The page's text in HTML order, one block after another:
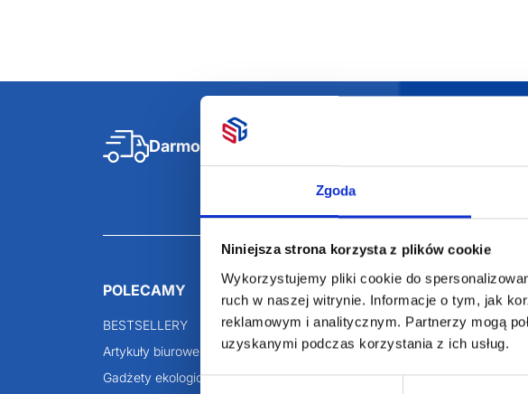
Zgoda
Niniejsza strona korzysta z plików cookie
Wykorzystujemy pliki cookie do
ruch w naszej witrynie. Informacje o tym, jak
reklamowym i analitycznym. Partnerzy mogą
uzyskanymi podczas korzystania z ich usług.
Wybór
Darmowa dostawa
POLECAMY
BESTSELLERY
Artykuły biurowe
Gadżety ekologiczne
INFORMACJE
O Nas
Katalogi online
Projekty graficzne